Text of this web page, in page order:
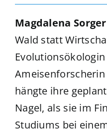
Magdalena Sorger
Wald statt
hängte ihre
Nagel, als sie im
Studiums bei